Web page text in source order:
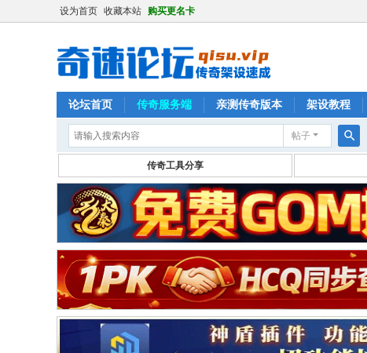
设为首页 收藏本站 购买更名卡
论坛首页 传奇服务端 亲测传奇版本 架设教程
帖子
搜
索
传奇工具分享